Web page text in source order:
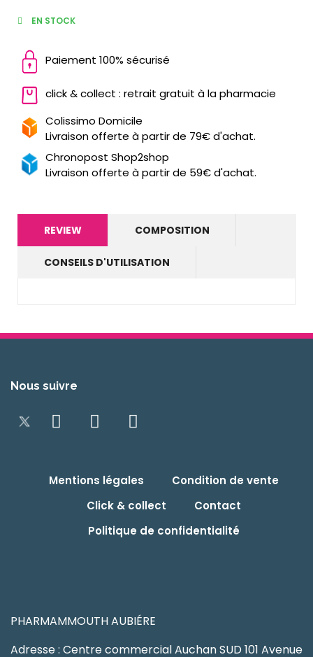
EN STOCK
Paiement 100% sécurisé
click & collect : retrait gratuit à la pharmacie
Colissimo Domicile
Livraison offerte à partir de 79€ d'achat.
Chronopost Shop2shop
Livraison offerte à partir de 59€ d'achat.
REVIEW COMPOSITION
CONSEILS D'UTILISATION
Nous suivre
Mentions légales
Condition de vente
Click & collect
Contact
Politique de confidentialité
PHARMAMMOUTH AUBIÉRE
Adresse : Centre commercial Auchan SUD 101 Avenue